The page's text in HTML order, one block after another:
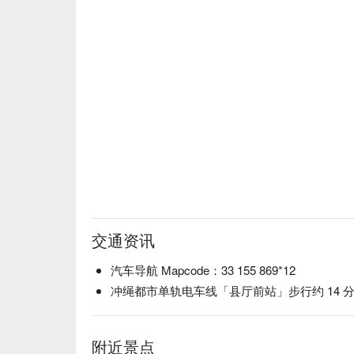
交通资讯
汽车导航 Mapcode：33 155 869*12
冲绳都市单轨电车线「县厅前站」步行约 14
附近景点